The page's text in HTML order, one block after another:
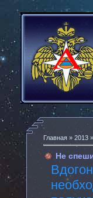
Главная » 2013 »
Не